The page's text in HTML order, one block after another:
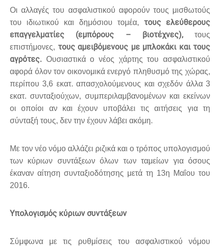
Οι αλλαγές του ασφαλιστικού αφορούν τους μισθωτούς
του ιδιωτικού και δημόσιου τομέα, τους ελεύθερους
επαγγελματίες (εμπόρους – βιοτέχνες),τους
επιστήμονες, τους αμειβόμενους με μπλοκάκι και τους
αγρότες. Ουσιαστικά ο νέος χάρτης του ασφαλιστικού
αφορά όλον τον οικονομικά ενεργό πληθυσμό της χώρας,
περίπου 3,6 εκατ. απασχολούμενους και σχεδόν άλλα 3
εκατ. συνταξιούχων, συμπεριλαμβανομένων και εκείνων
οι οποίοι αν και έχουν υποβάλει τις αιτήσεις για τη
σύνταξή τους, δεν την έχουν λάβει ακόμη.
Με τον νέο νόμο αλλάζει ριζικά και ο τρόπος υπολογισμού
των κύριων συντάξεων όλων των ταμείων για όσους
έκαναν αίτηση συνταξιοδότησης μετά τη 13η Μαΐου του
2016.
Υπολογισμός κύριων συντάξεων
Σύμφωνα με τις ρυθμίσεις του ασφαλιστικού νόμου